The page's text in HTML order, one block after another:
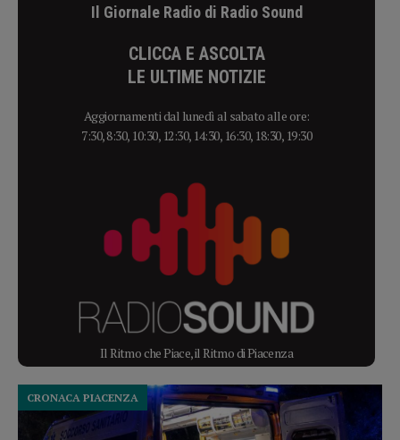
Il Giornale Radio di Radio Sound
CLICCA E ASCOLTA
LE ULTIME NOTIZIE
Aggiornamenti dal lunedì al sabato alle ore:
7:30, 8:30, 10:30, 12:30, 14:30, 16:30, 18:30, 19:30
Il Ritmo che Piace, il Ritmo di Piacenza
CRONACA PIACENZA